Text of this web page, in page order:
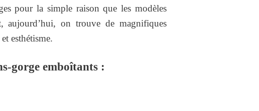
pour la simple raison que les modèles
aujourd’hui, on trouve de magnifiques
esthétisme.
gorge emboîtants :